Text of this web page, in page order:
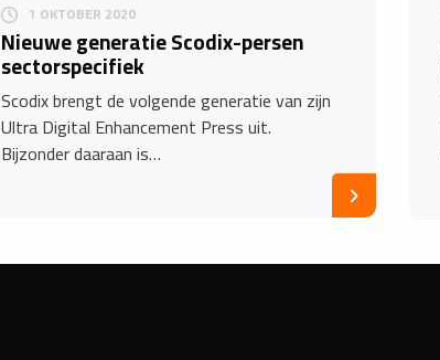
1 OKTOBER 2020
Nieuwe generatie Scodix-persen
sectorspecifiek
Scodix brengt de volgende generatie van zijn
Ultra Digital Enhancement Press uit.
Bijzonder daaraan is…